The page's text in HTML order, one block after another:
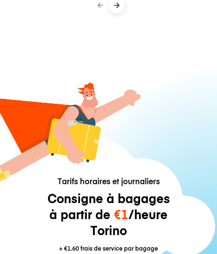
Tarifs horaires et journaliers
Consigne à bagages
à partir de €1/heure
Torino
+€1.60frais de service par bagage